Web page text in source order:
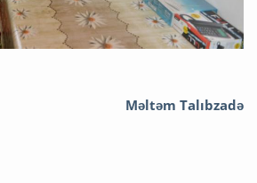
Məltəm Talıbzadə